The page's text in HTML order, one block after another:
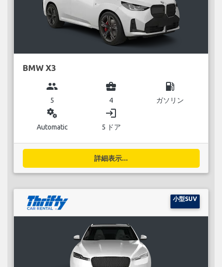
BMW X3
group
5
business_center
4
local_gas_station
ガソリン
miscellaneous_services
Automatic
login
5 ドア
詳細表示...
小型SUV